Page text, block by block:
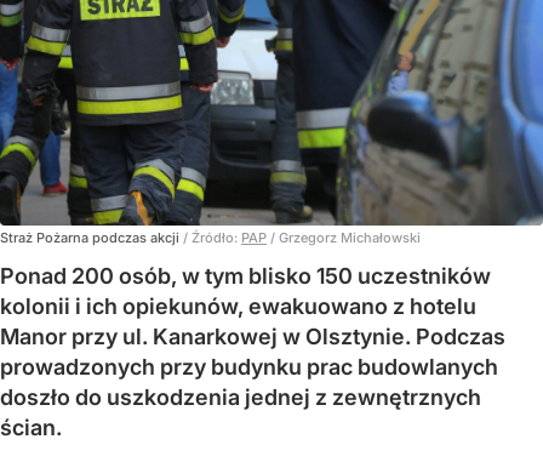
Straż Pożarna podczas akcji / Źródło: PAP / Grzegorz Michałowski
Ponad 200 osób, w tym blisko 150 uczestników
kolonii i ich opiekunów, ewakuowano z hotelu
Manor przy ul. Kanarkowej w Olsztynie. Podczas
prowadzonych przy budynku prac budowlanych
doszło do uszkodzenia jednej z zewnętrznych
ścian.